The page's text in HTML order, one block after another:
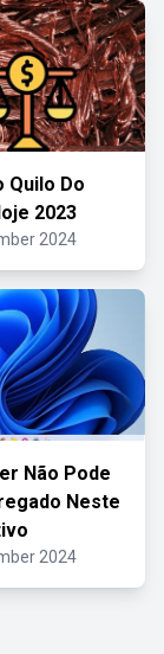
Quilo Do
2023
2024
Não Pode
Neste
2024